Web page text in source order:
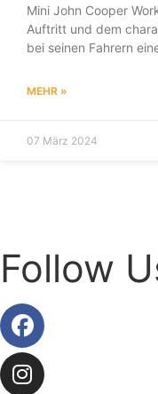
Mini John Cooper
Auftritt und dem
bei seinen Fahrern
MEHR »
07 März 2024
Follow